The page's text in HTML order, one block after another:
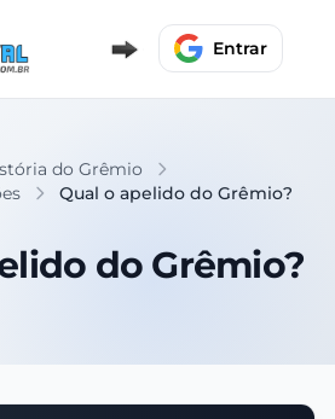
Entrar
do Grêmio
Qual o apelido do Grêmio?
do Grêmio?